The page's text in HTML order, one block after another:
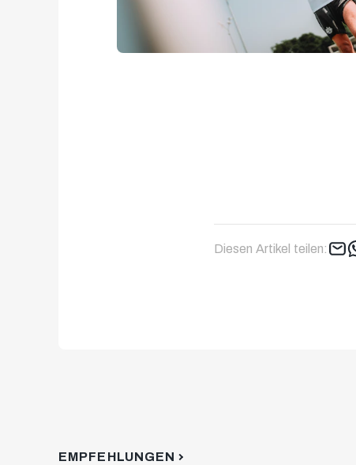
Diesen Artikel teilen:
EMPFEHLUNGEN